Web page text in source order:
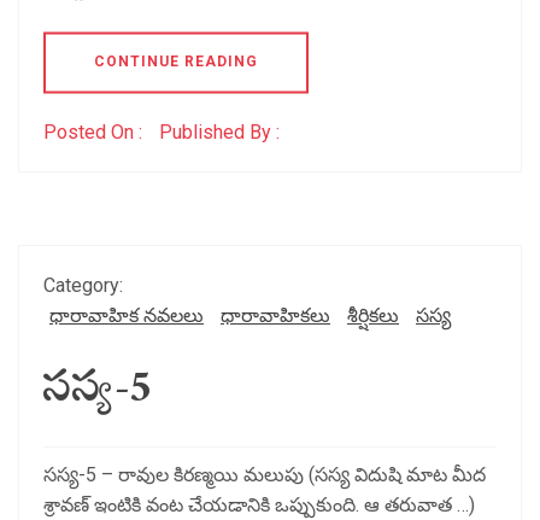
CONTINUE READING
Posted On : Published By :
Category:
ధారావాహిక నవలలు
ధారావాహికలు శీర్షికలు సస్య
సస్య-5
సస్య-5 – రావుల కిరణ్మయి మలుపు (సస్య విదుషి మాట మీద
శ్రావణ్ ఇంటికి వంట చేయడానికి ఒప్పుకుంది. ఆ తరువాత …)